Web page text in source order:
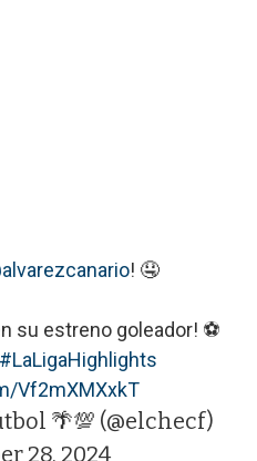
! 🤤
su estreno goleador! ⚽️
#LaLigaHighlights
Vf2mXMXxkT
🌴💯 (@elchecf)
28, 2024